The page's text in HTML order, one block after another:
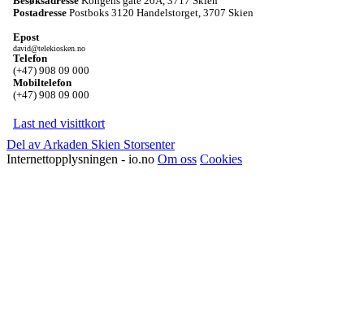
Postadresse Postboks 3120 Handelstorget 3707 Skien
Epost
david@telekiosken.no
Telefon
(+47) 908 09 000
Mobiltelefon
(+47) 908 09 000
Last ned visittkort
Del av Arkaden Skien Storsenter
Internettopplysningen - io.no Om oss Cookies